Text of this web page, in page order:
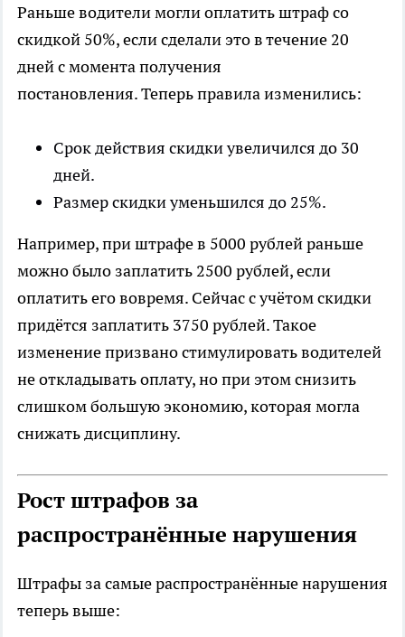
Раньше водители могли оплатить штраф со
скидкой 50%, если сделали это в течение 20
дней с момента получения
постановления. Теперь правила изменились:
Срок действия скидки увеличился до 30
дней.
Размер скидки уменьшился до 25%.
Например, при штрафе в 5000 рублей раньше
можно было заплатить 2500 рублей, если
оплатить его вовремя. Сейчас с учётом скидки
придётся заплатить 3750 рублей. Такое
изменение призвано стимулировать водителей
не откладывать оплату, но при этом снизить
слишком большую экономию, которая могла
снижать дисциплину.
Рост штрафов за
распространённые нарушения
Штрафы за самые распространённые нарушения
теперь выше: